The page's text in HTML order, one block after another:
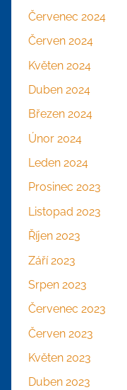
Červenec 2024
Červen 2024
Květen 2024
Duben 2024
Březen 2024
Únor 2024
Leden 2024
Prosinec 2023
Listopad 2023
Říjen 2023
Září 2023
Srpen 2023
Červenec 2023
Červen 2023
Květen 2023
Duben 2023